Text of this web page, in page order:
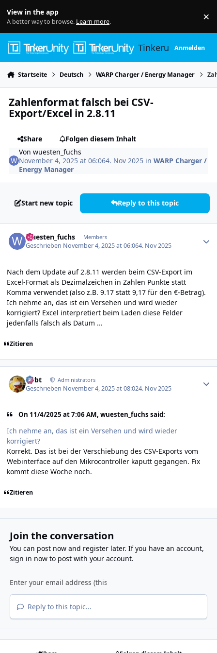
View in the app
A better way to browse. Learn more. ×
TinkerunityAnmelden
Startseite Deutsch WARP Charger / Energy Manager
Zahlenformat falsch bei CSV-
Export/Excel in 2.8.11
Share
Folgen diesem Inhalt
Vonwuesten_fuchs
November 4, 2025 at 06:064. Nov 2025 inWARP Charger /
Energy Manager
Start new topic Reply to this topic
wuesten_fuchs Members
Geschrieben November 4, 2025 at 06:064. Nov 2025
Nach dem Update auf 2.8.11 werden beim CSV-Export im
Excel-Format als Dezimalzeichen in Zahlen Punkte statt
Komma verwendet (also z.B. 9.17 statt 9,17 für den €-Betrag).
Ich nehme an, das ist ein Versehen und wird wieder
korrigiert? Excel interpretiert beim Laden diese Felder
jedenfalls falsch als Datum ...
Zitieren
rtrbt Administrators
Geschrieben November 4, 2025 at 08:024. Nov 2025
On 11/4/2025 at 7:06 AM, wuesten_fuchs said:
Ich nehme an, das ist ein Versehen und wird wieder
korrigiert?
Korrekt. Das ist bei der Verschiebung des CSV-Exports vom
Webinterface auf den Mikrocontroller kaputt gegangen. Fix
kommt diese Woche noch.
Zitieren
Join the conversation
You can post now and register later. If you have an account,
sign in nowto post with your account.
Reply to this topic...